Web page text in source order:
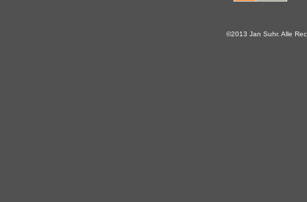
©2013 Jan Suhr. Alle